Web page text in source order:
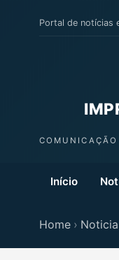
Portal de notícias
Início
Home ›